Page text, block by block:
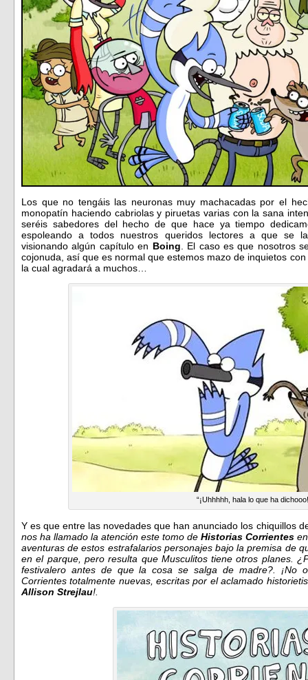
Los que no tengáis las neuronas muy machacadas por el
monopatín haciendo cabriolas y piruetas varias con la sana
seréis sabedores del hecho de que hace ya tiempo
espoleando a todos nuestros queridos lectores a que se
visionando algún capítulo en Boing . El caso es que nosotros
cojonuda, así que es normal que estemos mazo de inquietos
la cual agradará a muchos…
“¡Uhhhhh, hala lo que ha
Y es que entre las novedades que han anunciado los chiquillos
nos ha llamado la atención este tomo de Historias Corrientes
aventuras de estos estrafalarios personajes bajo la premisa de
en el parque, pero resulta que Musculitos tiene otros planes.
festivalero antes de que la cosa se salga de madre?. ¡No
Corrientes totalmente nuevas, escritas por el aclamado
Allison Strejlau!.